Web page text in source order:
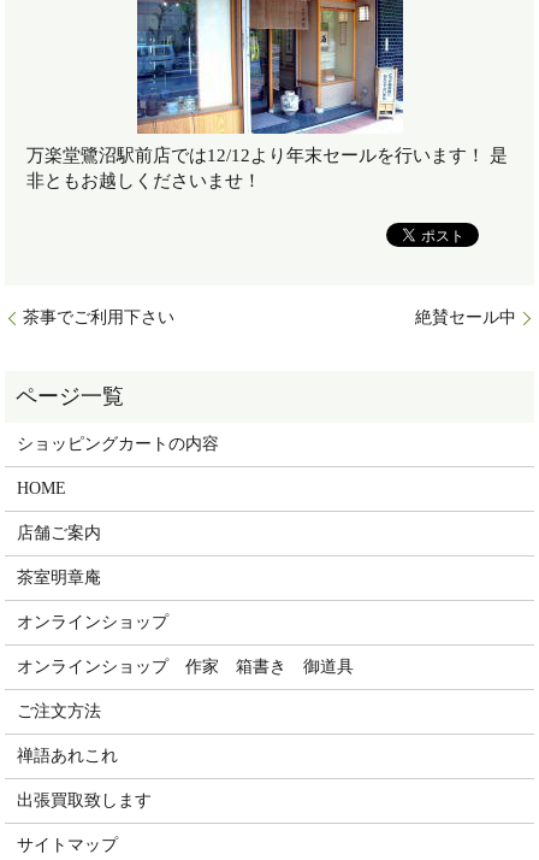
万楽堂鷺沼駅前店では12/12より年末セールを行います！ 是
非ともお越しくださいませ！
茶事でご利用下さい 絶賛セール中
ショッピングカートの内容
HOME
店舗ご案内
茶室明章庵
オンラインショップ
オンラインショップ 作家 箱書き 御道具
ご注文方法
禅語あれこれ
出張買取致します
サイトマップ